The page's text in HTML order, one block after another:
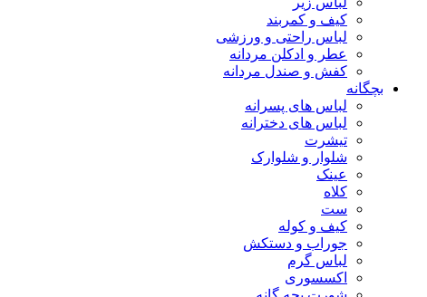
کیف و کمربند
لباس راحتی و ورزشی
عطر و ادکلن مردانه
کفش و صندل مردانه
بچگانه
لباس های پسرانه
لباس های دخترانه
تیشرت
شلوار و شلوارک
عینک
کلاه
ست
کیف و کوله
جوراب و دستکش
لباس گرم
اکسسوری